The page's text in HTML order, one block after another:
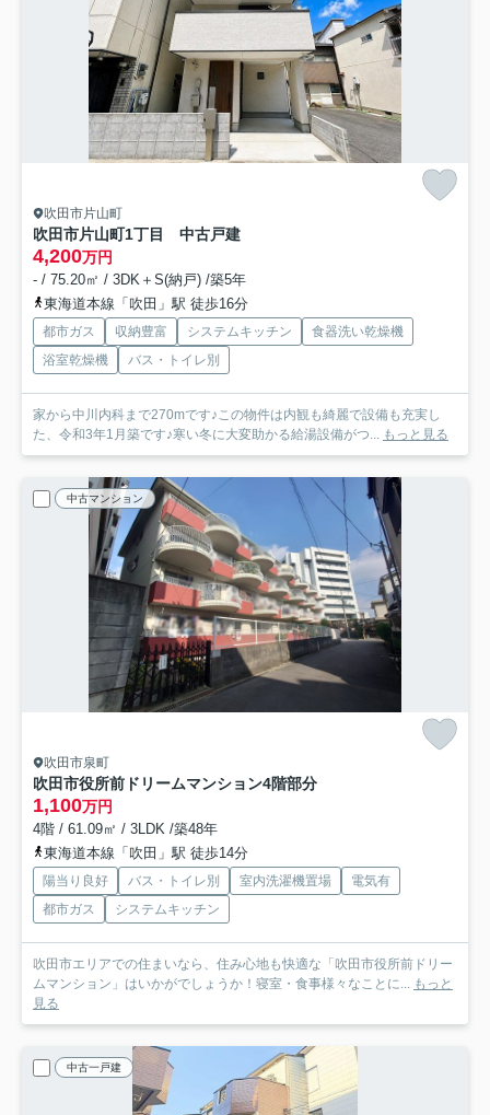
吹田市片山町
吹田市片山町1丁目 中古戸建
4,200万円
- / 75.20㎡ / 3DK＋S(納戸) /築5年
東海道本線「吹田」駅 徒歩16分
都市ガス 収納豊富 システムキッチン
食器洗い乾燥機
浴室乾燥機
バス・トイレ別
家から中川内科まで270mです♪この物件は内観も綺麗で設備も充実し
た、令和3年1月築です♪寒い冬に大変助かる給湯設備がつ... もっと見る
中古マンション
吹田市泉町
吹田市役所前ドリームマンション4階部分
1,100万円
4階 / 61.09㎡ / 3LDK /築48年
東海道本線「吹田」駅 徒歩14分
陽当り良好 バス・トイレ別 室内洗濯機置場
電気有
都市ガス
システムキッチン
吹田市エリアでの住まいなら、住み心地も快適な「吹田市役所前ドリー
ムマンション」はいかがでしょうか！寝室・食事様々なことに... もっと
見る
中古一戸建